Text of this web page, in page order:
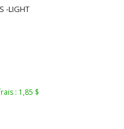
-LIGHT
: 1,85 $